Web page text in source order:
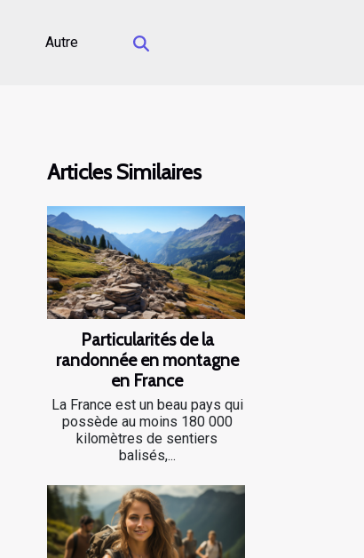
Autre
Articles Similaires
Particularités de la
randonnée en montagne
en France
La France est un beau pays qui
possède au moins 180 000
kilomètres de sentiers
balisés,...